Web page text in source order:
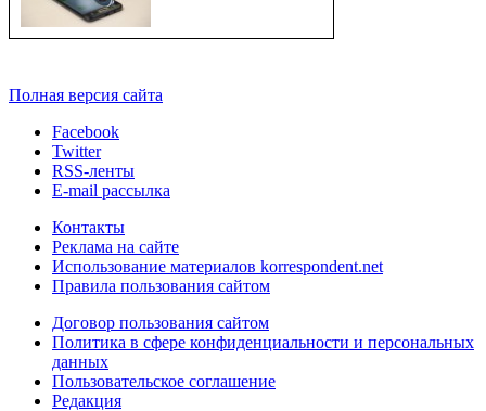
Полная версия сайта
Facebook
Twitter
RSS-ленты
E-mail рассылка
Контакты
Реклама на сайте
Использование материалов korrespondent.net
Правила пользования сайтом
Договор пользования сайтом
Политика в сфере конфиденциальности и персональных
данных
Пользовательское соглашение
Редакция